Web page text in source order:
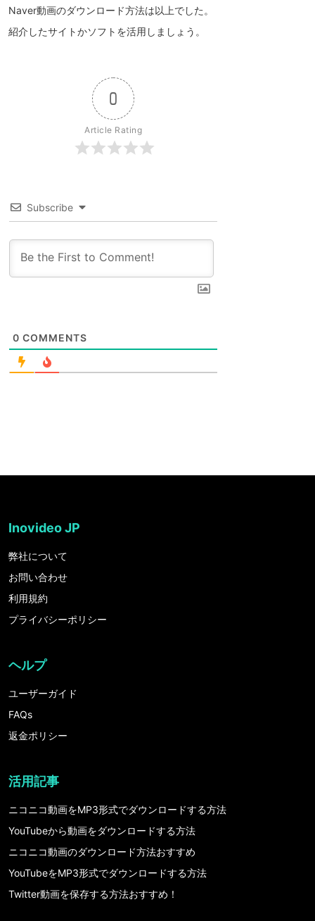
Naver動画のダウンロード方法は以上でした。
紹介したサイトかソフトを活用しましょう。
0
Article Rating
Subscribe
0 COMMENTS
Inovideo JP
弊社について
お問い合わせ
利用規約
プライバシーポリシー
ヘルプ
ユーザーガイド
FAQs
返金ポリシー
活用記事
ニコニコ動画をMP3形式でダウンロードする方法
YouTubeから動画をダウンロードする方法
ニコニコ動画のダウンロード方法おすすめ
YouTubeをMP3形式でダウンロードする方法
Twitter動画を保存する方法おすすめ！